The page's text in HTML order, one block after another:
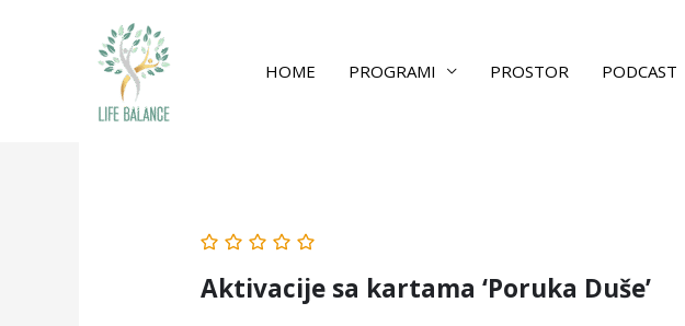
HOME PROGRAMI PROSTOR PODCAST
Aktivacije sa kartama ‘Poruka Duše’